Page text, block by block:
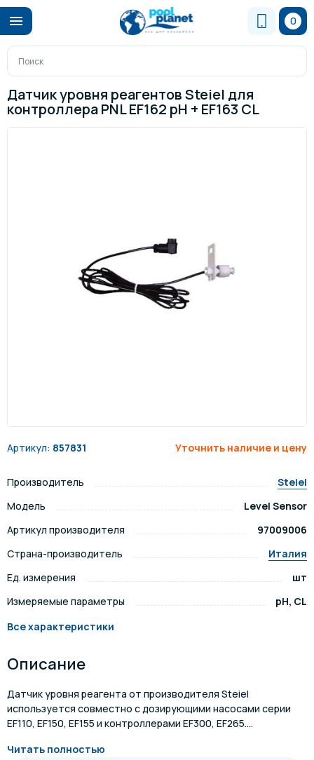
0
Датчик уровня реагентов Steiel для
контроллера PNL EF162 pH + EF163 CL
Артикул: 857831 Уточнить наличие и цену
Производитель
Steiel
Модель
Level Sensor
Артикул производителя
97009006
Страна-производитель
Италия
Ед. измерения
шт
Измеряемые параметры
pH, CL
Все характеристики
Описание
Датчик уровня реагента от производителя Steiel
используется совместно с дозирующими насосами серии
EF110, EF150, EF155 и контроллерами EF300, EF265....
Читать полностью